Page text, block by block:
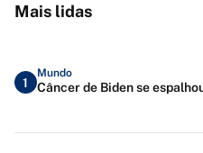
Mais lidas
1
Mundo
Câncer de Biden se